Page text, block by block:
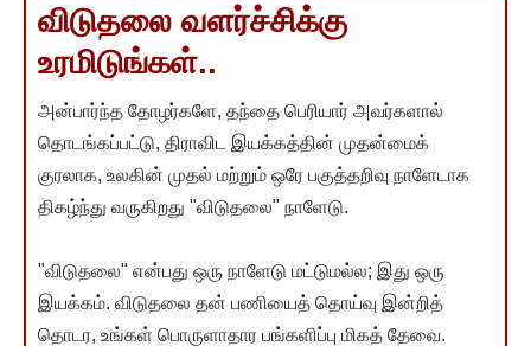
விடுதலை வளர்ச்சிக்கு
உரமிடுங்கள்..
அன்பார்ந்த தோழர்களே, தந்தை பெரியார் அவர்களால்
தொடங்கப்பட்டு, திராவிட இயக்கத்தின் முதன்மைக்
குரலாக, உலகின் முதல் மற்றும் ஒரே பகுத்தறிவு நாளேடாக
திகழ்ந்து வருகிறது "விடுதலை" நாளேடு.
"விடுதலை" என்பது ஒரு நாளேடு மட்டுமல்ல; இது ஒரு
இயக்கம். விடுதலை தன் பணியைத் தொய்வு இன்றித்
தொடர, உங்கள் பொருளாதார பங்களிப்பு மிகத் தேவை.